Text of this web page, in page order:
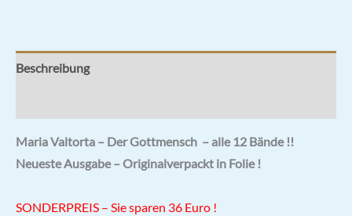
Beschreibung
Maria Valtorta – Der Gottmensch – alle 12 Bände !!
Neueste Ausgabe – Originalverpackt in Folie !
SONDERPREIS – Sie sparen 36 Euro !